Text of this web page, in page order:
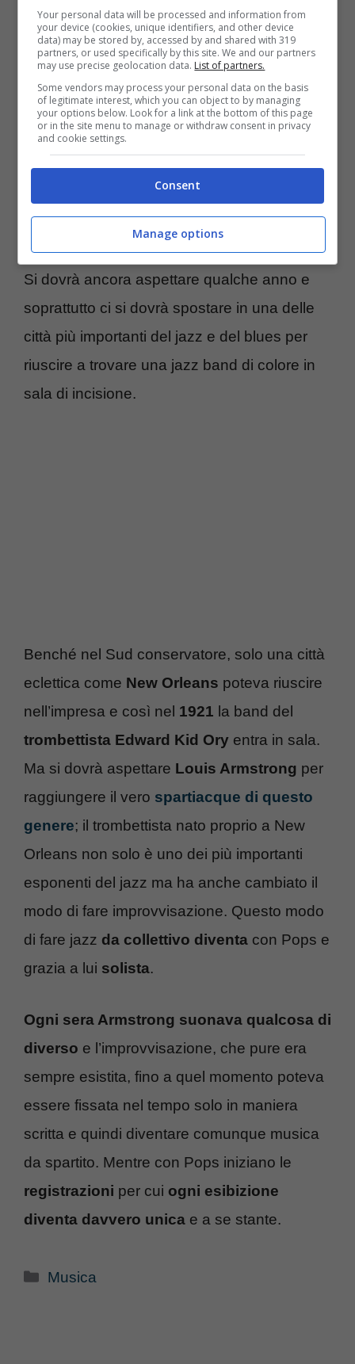
l’impronta, tra miti e leggende, che questi
musicisti hanno avuto sul genere che
rappresentavano e non solo.
Era l’America razzista e probizionista dei
primi decenni del Novecento e del resto più
in generale la prima jazz band inviata in uno
studio di registrazione era di formazione
bianca, era il 1917 ed eravamo a New York.
Si dovrà ancora aspettare qualche anno e
soprattutto ci si dovrà spostare in una delle
città più importanti del jazz e del blues per
riuscire a trovare una jazz band di colore in
sala di incisione.
Benché nel Sud conservatore, solo una città
eclettica come New Orleans poteva riuscire
nell’impresa e così nel 1921 la band del
trombettista Edward Kid Ory entra in sala.
Ma si dovrà aspettare Louis Armstrong per
raggiungere il vero spartiacque di questo
genere; il trombettista nato proprio a New
Orleans non solo è uno dei più importanti
esponenti del jazz ma ha anche cambiato il
modo di fare improvvisazione. Questo modo
di fare jazz da collettivo diventa con Pops e
grazia a lui solista.
Ogni sera Armstrong suonava qualcosa di
diverso e l’improvvisazione, che pure era
sempre esistita, fino a quel momento poteva
essere fissata nel tempo solo in maniera
scritta e quindi diventare comunque musica
da spartito. Mentre con Pops iniziano le
registrazioni per cui ogni esibizione
diventa davvero unica e a se stante.
Categorie
Musica
Your personal data will be processed and information from
your device (cookies, unique identifiers, and other device
data) may be stored by, accessed by and shared with 319
partners, or used specifically by this site. We and our partners
may use precise geolocation data. List of partners.
Some vendors may process your personal data on the basis
of legitimate interest, which you can object to by managing
your options below. Look for a link at the bottom of this page
or in the site menu to manage or withdraw consent in privacy
and cookie settings.
Consent
Manage options